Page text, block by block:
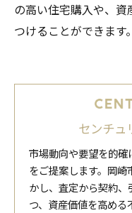
の高い住宅購入や、
つけることができます。
センチュ
市場動向や要望を的
をご提案します。岡
かし、査定から契約
つ、資産価値を高める